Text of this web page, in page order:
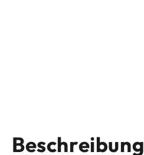
Beschreibung